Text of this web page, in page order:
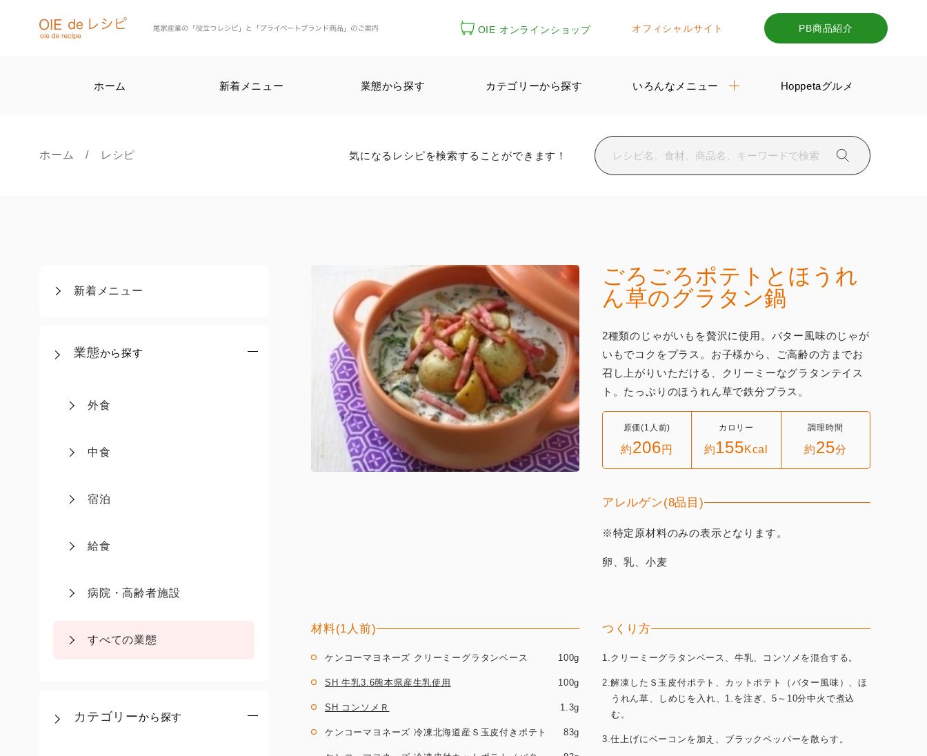
OIE オンラインショップ オフィシャルサイト PB商品紹介
ホーム 新着メニュー 業態から探す カテゴリーから探す いろんなメニュー Hoppetaグルメ
ホーム/ レシピ 気になるレシピを検索することができます！
新着メニュー
業態から探す
外食
中食
宿泊
給食
病院・高齢者施設
すべての業態
カテゴリーから探す
ごろごろポテトとほうれ
ん草のグラタン鍋
2種類のじゃがいもを贅沢に使用。バター風味のじゃが
いもでコクをプラス。お子様から、ご高齢の方までお
召し上がりいただける、クリーミーなグラタンテイス
ト。たっぷりのほうれん草で鉄分プラス。
原価(1人前)
約206円
カロリー
約155Kcal
調理時間
約25分
アレルゲン(8品目)
※特定原材料のみの表示となります。
卵、乳、小麦
材料(1人前)
ケンコーマヨネーズ クリーミーグラタンベース 100g
SH 牛乳3.6熊本県産生乳使用 100g
SH コンソメＲ 1.3g
ケンコーマヨネーズ 冷凍北海道産Ｓ玉皮付きポテト 83g
つくり方
1.クリーミーグラタンベース、牛乳、コンソメを混合する。
2.解凍したＳ玉皮付ポテト、カットポテト（バター風味）、ほ
うれん草、しめじを入れ、1.を注ぎ、5～10分中火で煮込
む。
3.仕上げにベーコンを加え、ブラックペッパーを散らす。